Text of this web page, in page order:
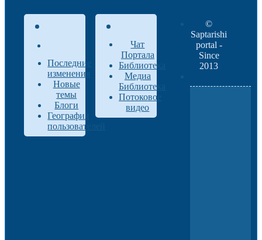
Последние
изменения
Новые
темы
Блоги
География
пользователей
Чат
Портала
Библиотека
Медиа
Библиотека
Потоковое
видео
©
Saptarishi
portal -
Since
2013